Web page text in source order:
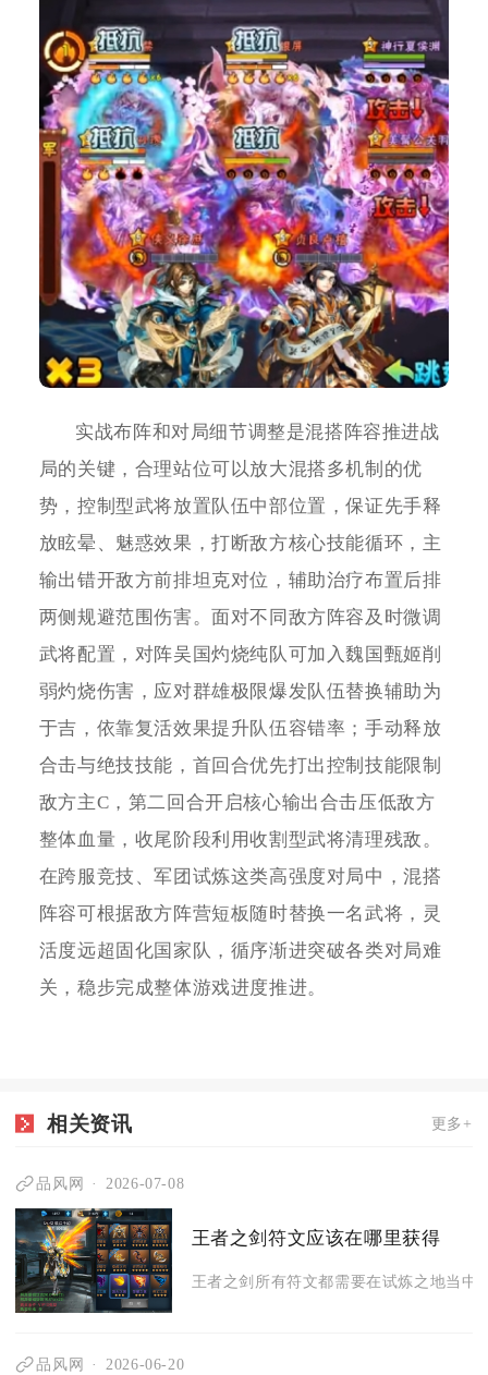
实战布阵和对局细节调整是混搭阵容推进战
局的关键，合理站位可以放大混搭多机制的优
势，控制型武将放置队伍中部位置，保证先手释
放眩晕、魅惑效果，打断敌方核心技能循环，主
输出错开敌方前排坦克对位，辅助治疗布置后排
两侧规避范围伤害。面对不同敌方阵容及时微调
武将配置，对阵吴国灼烧纯队可加入魏国甄姬削
弱灼烧伤害，应对群雄极限爆发队伍替换辅助为
于吉，依靠复活效果提升队伍容错率；手动释放
合击与绝技技能，首回合优先打出控制技能限制
敌方主C，第二回合开启核心输出合击压低敌方
整体血量，收尾阶段利用收割型武将清理残敌。
在跨服竞技、军团试炼这类高强度对局中，混搭
阵容可根据敌方阵营短板随时替换一名武将，灵
活度远超固化国家队，循序渐进突破各类对局难
关，稳步完成整体游戏进度推进。
相关资讯 更多+
品风网 2026-07-08
王者之剑符文应该在哪里获得
王者之剑所有符文都需要在试炼之地当中
品风网 2026-06-20